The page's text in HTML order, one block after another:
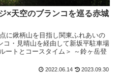
×天空のブランコを巡る赤城
に鍬柄山を目指し関東ふれあいの
コ・見晴山を経由して新坂平駐車場
ートとコースタイム＞ ～鈴ヶ岳登
2022.06.14 2023.09.30